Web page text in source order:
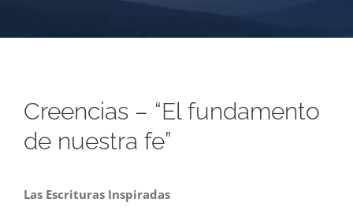
Creencias – “El fundamento
de nuestra fe”
Las Escrituras Inspiradas